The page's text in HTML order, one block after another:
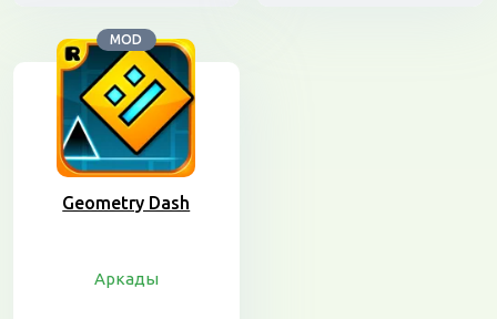
MOD
Geometry Dash
Аркады